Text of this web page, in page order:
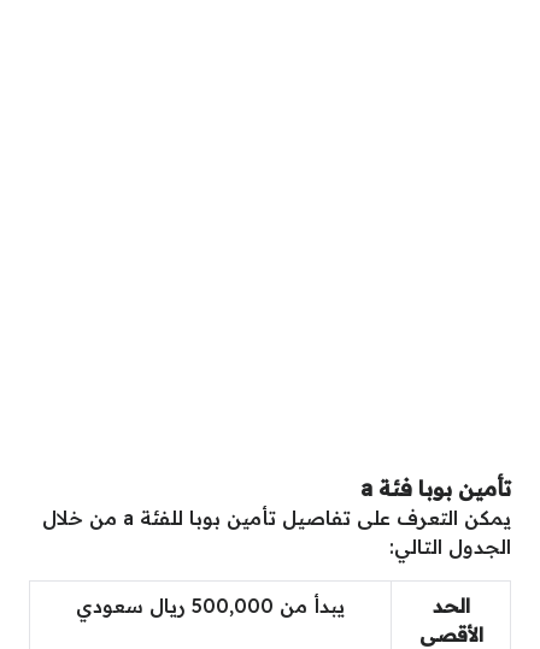
تأمين بوبا فئة a
يمكن التعرف على تفاصيل تأمين بوبا للفئة a من خلال
الجدول التالي:
الحد
الأقصى
يبدأ من 500,000 ريال سعودي